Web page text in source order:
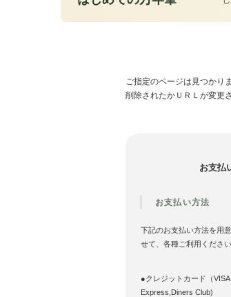
ご指定のページは見つかり
削除されたかＵＲＬが変更
お支払
お支払い方法
下記のお支払い方法を用
せて、各種ご利用ください
●クレジットカード（
Express,Diners Club)